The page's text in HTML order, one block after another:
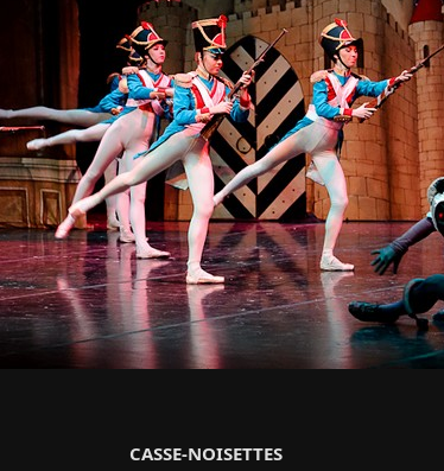
CASSE-NOISETTES